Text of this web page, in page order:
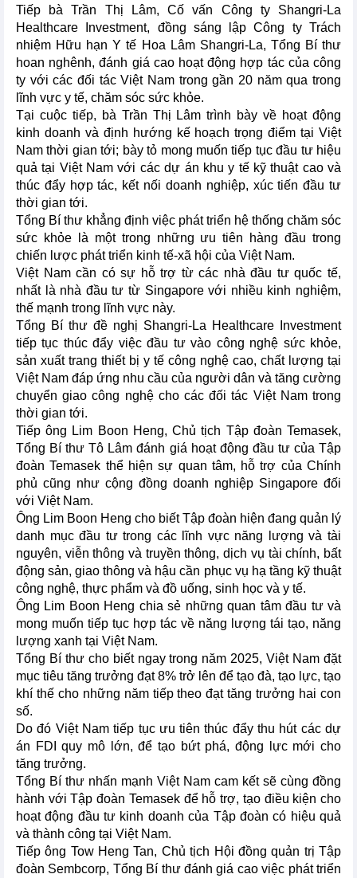
Tiếp bà Trần Thị Lâm, Cố vấn Công ty Shangri-La
Healthcare Investment, đồng sáng lập Công ty Trách
nhiệm Hữu hạn Y tế Hoa Lâm Shangri-La, Tổng Bí thư
hoan nghênh, đánh giá cao hoạt động hợp tác của công
ty với các đối tác Việt Nam trong gần 20 năm qua trong
lĩnh vực y tế, chăm sóc sức khỏe.
Tại cuộc tiếp, bà Trần Thị Lâm trình bày về hoạt động
kinh doanh và định hướng kế hoạch trọng điểm tại Việt
Nam thời gian tới; bày tỏ mong muốn tiếp tục đầu tư hiệu
quả tại Việt Nam với các dự án khu y tế kỹ thuật cao và
thúc đẩy hợp tác, kết nối doanh nghiệp, xúc tiến đầu tư
thời gian tới.
Tổng Bí thư khẳng định việc phát triển hệ thống chăm sóc
sức khỏe là một trong những ưu tiên hàng đầu trong
chiến lược phát triển kinh tế-xã hội của Việt Nam.
Việt Nam cần có sự hỗ trợ từ các nhà đầu tư quốc tế,
nhất là nhà đầu tư từ Singapore với nhiều kinh nghiệm,
thế mạnh trong lĩnh vực này.
Tổng Bí thư đề nghị Shangri-La Healthcare Investment
tiếp tục thúc đẩy việc đầu tư vào công nghệ sức khỏe,
sản xuất trang thiết bị y tế công nghệ cao, chất lượng tại
Việt Nam đáp ứng nhu cầu của người dân và tăng cường
chuyển giao công nghệ cho các đối tác Việt Nam trong
thời gian tới.
Tiếp ông Lim Boon Heng, Chủ tịch Tập đoàn Temasek,
Tổng Bí thư Tô Lâm đánh giá hoạt động đầu tư của Tập
đoàn Temasek thể hiện sự quan tâm, hỗ trợ của Chính
phủ cũng như cộng đồng doanh nghiệp Singapore đối
với Việt Nam.
Ông Lim Boon Heng cho biết Tập đoàn hiện đang quản lý
danh mục đầu tư trong các lĩnh vực năng lượng và tài
nguyên, viễn thông và truyền thông, dịch vụ tài chính, bất
động sản, giao thông và hậu cần phục vụ hạ tầng kỹ thuật
công nghệ, thực phẩm và đồ uống, sinh học và y tế.
Ông Lim Boon Heng chia sẻ những quan tâm đầu tư và
mong muốn tiếp tục hợp tác về năng lượng tái tạo, năng
lượng xanh tại Việt Nam.
Tổng Bí thư cho biết ngay trong năm 2025, Việt Nam đặt
mục tiêu tăng trưởng đạt 8% trở lên để tạo đà, tạo lực, tạo
khí thế cho những năm tiếp theo đạt tăng trưởng hai con
số.
Do đó Việt Nam tiếp tục ưu tiên thúc đẩy thu hút các dự
án FDI quy mô lớn, để tạo bứt phá, động lực mới cho
tăng trưởng.
Tổng Bí thư nhấn mạnh Việt Nam cam kết sẽ cùng đồng
hành với Tập đoàn Temasek để hỗ trợ, tạo điều kiện cho
hoạt động đầu tư kinh doanh của Tập đoàn có hiệu quả
và thành công tại Việt Nam.
Tiếp ông Tow Heng Tan, Chủ tịch Hội đồng quản trị Tập
đoàn Sembcorp, Tổng Bí thư đánh giá cao việc phát triển